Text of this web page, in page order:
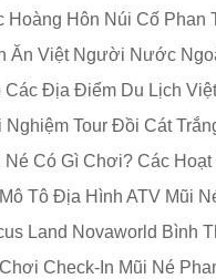
Hoàng Hôn Núi Cố Phan
Ăn Việt Người Nước
Các Địa Điểm Du Lịch
Nghiệm Tour Đồi Cát
Né Có Gì Chơi? Các
Tô Địa Hình ATV Mũi
Land Novaworld Bình
Check-In Mũi Né